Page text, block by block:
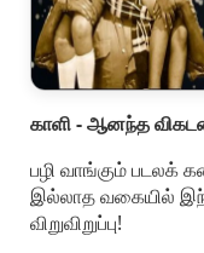
காளி - ஆனந்த
பழி வாங்கும்‌ படலக்‌
இல்லாத வகையில்‌
விறுவிறுப்பு!